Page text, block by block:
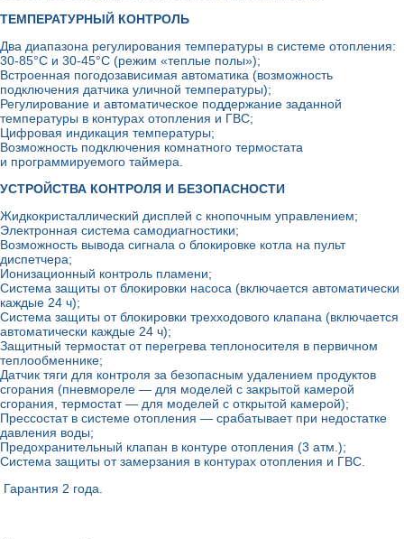
ТЕМПЕРАТУРНЫЙ КОНТРОЛЬ
Два диапазона регулирования температуры в системе отопления:
30-85°С и 30-45°С (режим «теплые полы»);
Встроенная погодозависимая автоматика (возможность
подключения датчика уличной температуры);
Регулирование и автоматическое поддержание заданной
температуры в контурах отопления и ГВС;
Цифровая индикация температуры;
Возможность подключения комнатного термостата
и программируемого таймера.
УСТРОЙСТВА КОНТРОЛЯ И БЕЗОПАСНОСТИ
Жидкокристаллический дисплей с кнопочным управлением;
Электронная система самодиагностики;
Возможность вывода сигнала о блокировке котла на пульт
диспетчера;
Ионизационный контроль пламени;
Система защиты от блокировки насоса (включается автоматически
каждые 24 ч);
Система защиты от блокировки трехходового клапана (включается
автоматически каждые 24 ч);
Защитный термостат от перегрева теплоносителя в первичном
теплообменнике;
Датчик тяги для контроля за безопасным удалением продуктов
сгорания (пневмореле — для моделей с закрытой камерой
сгорания, термостат — для моделей с открытой камерой);
Прессостат в системе отопления — срабатывает при недостатке
давления воды;
Предохранительный клапан в контуре отопления (3 атм.);
Система защиты от замерзания в контурах отопления и ГВС.
Гарантия 2 года.